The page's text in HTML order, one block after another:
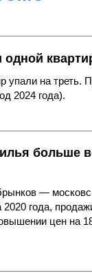
одной
упали на
2024 года).
больше
—
года,
цен на